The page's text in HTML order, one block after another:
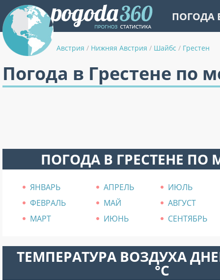
ПОГОДА
Австрия / Нижняя Австрия / Шайбс / Грестен
Погода в Грестене по
ПОГОДА В ГРЕСТЕНЕ ПО
ЯНВАРЬ АПРЕЛЬ
ИЮЛЬ
ФЕВРАЛЬ
МАЙ
АВГУСТ
МАРТ
ИЮНЬ СЕНТЯБРЬ
ТЕМПЕРАТУРА ВОЗДУХА
°C